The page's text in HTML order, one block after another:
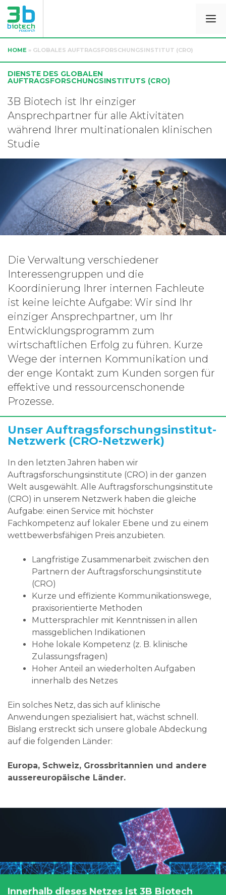
HOME » GLOBALES AUFTRAGSFORSCHUNGSINSTITUT (CRO)
DIENSTE DES GLOBALEN
AUFTRAGSFORSCHUNGSINSTITUTS (CRO)
3B Biotech ist Ihr einziger
Ansprechpartner für alle Aktivitäten
während Ihrer multinationalen klinischen
Studie
Die Verwaltung verschiedener
Interessengruppen und die
Koordinierung Ihrer internen Fachleute
ist keine leichte Aufgabe: Wir sind Ihr
einziger Ansprechpartner, um Ihr
Entwicklungsprogramm zum
wirtschaftlichen Erfolg zu führen. Kurze
Wege der internen Kommunikation und
der enge Kontakt zum Kunden sorgen für
effektive und ressourcenschonende
Prozesse.
Unser Auftragsforschungsinstitut-
Netzwerk (CRO-Netzwerk)
In den letzten Jahren haben wir
Auftragsforschungsinstitute (CRO) in der ganzen
Welt ausgewählt. Alle Auftragsforschungsinstitute
(CRO) in unserem Netzwerk haben die gleiche
Aufgabe: einen Service mit höchster
Fachkompetenz auf lokaler Ebene und zu einem
wettbewerbsfähigen Preis anzubieten.
Langfristige Zusammenarbeit zwischen den
Partnern der Auftragsforschungsinstitute
(CRO)
Kurze und effiziente Kommunikationswege,
praxisorientierte Methoden
Muttersprachler mit Kenntnissen in allen
massgeblichen Indikationen
Hohe lokale Kompetenz (z. B. klinische
Zulassungsfragen)
Hoher Anteil an wiederholten Aufgaben
innerhalb des Netzes
Ein solches Netz, das sich auf klinische
Anwendungen spezialisiert hat, wächst schnell.
Bislang erstreckt sich unsere globale Abdeckung
auf die folgenden Länder:
Europa, Schweiz, Grossbritannien und andere
aussereuropäische Länder.
Innerhalb dieses Netzes ist 3B Biotech